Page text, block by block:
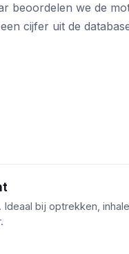
beoordelen we de
cijfer uit de
bij optrekken,